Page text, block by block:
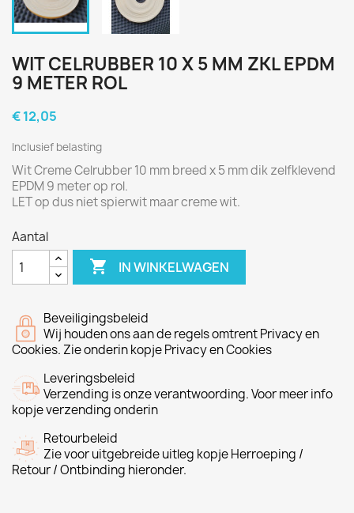
WIT CELRUBBER 10 X 5 MM ZKL EPDM
9 METER ROL
€ 12,05
Inclusief belasting
Wit Creme Celrubber 10 mm breed x 5 mm dik zelfklevend
EPDM 9 meter op rol.
LET op dus niet spierwit maar creme wit.
Aantal
 IN WINKELWAGEN
Beveiligingsbeleid
Wij houden ons aan de regels omtrent Privacy en
Cookies. Zie onderin kopje Privacy en Cookies
Leveringsbeleid
Verzending is onze verantwoording. Voor meer info
kopje verzending onderin
Retourbeleid
Zie voor uitgebreide uitleg kopje Herroeping /
Retour / Ontbinding hieronder.